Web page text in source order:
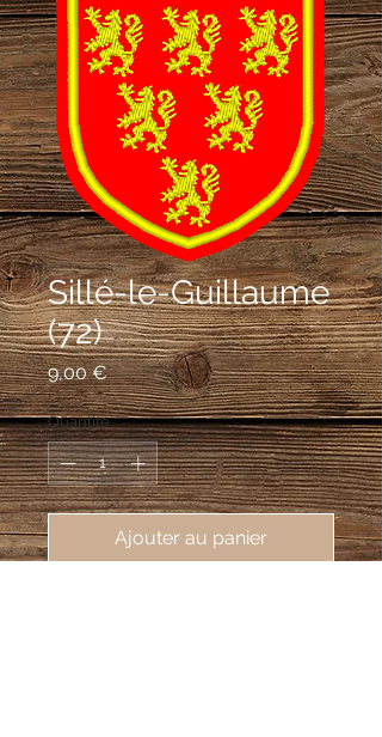
Sillé-le-Guillaume
(72)
9,00 €Prix
Quantité *
Ajouter au panier